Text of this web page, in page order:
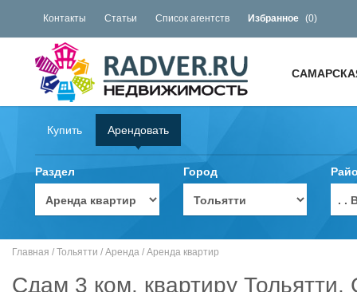
Контакты Статьи Список агентств Избранное (0)
Купить Арендовать
Раздел Город
. .
Главная / Тольятти / Аренда / Аренда квартир
Сдам 3 ком. квартиру Тольятти,